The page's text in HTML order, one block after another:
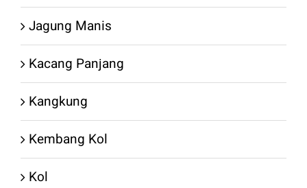
Jagung Manis
Kacang Panjang
Kangkung
Kembang Kol
Kol